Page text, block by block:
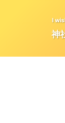
I
神